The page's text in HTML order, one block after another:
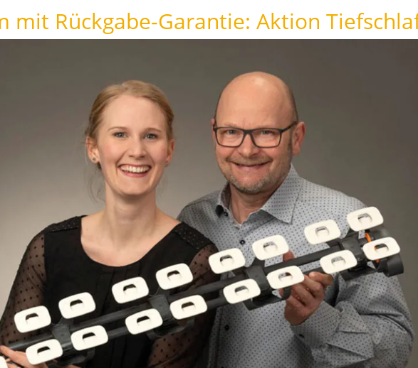
mit Rückgabe-Garantie: Aktion